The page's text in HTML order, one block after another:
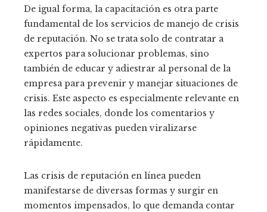
De igual forma, la capacitación es otra parte
fundamental de los servicios de manejo de crisis
de reputación. No se trata solo de contratar a
expertos para solucionar problemas, sino
también de educar y adiestrar al personal de la
empresa para prevenir y manejar situaciones de
crisis. Este aspecto es especialmente relevante en
las redes sociales, donde los comentarios y
opiniones negativas pueden viralizarse
rápidamente.
Las crisis de reputación en línea pueden
manifestarse de diversas formas y surgir en
momentos impensados, lo que demanda contar